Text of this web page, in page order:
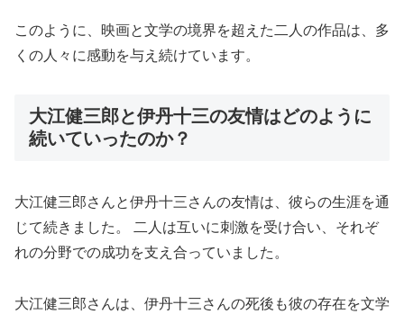
このように、映画と文学の境界を超えた二人の作品は、多
くの人々に感動を与え続けています。
大江健三郎と伊丹十三の友情はどのように
続いていったのか？
大江健三郎さんと伊丹十三さんの友情は、彼らの生涯を通
じて続きました。 二人は互いに刺激を受け合い、それぞ
れの分野での成功を支え合っていました。
大江健三郎さんは、伊丹十三さんの死後も彼の存在を文学